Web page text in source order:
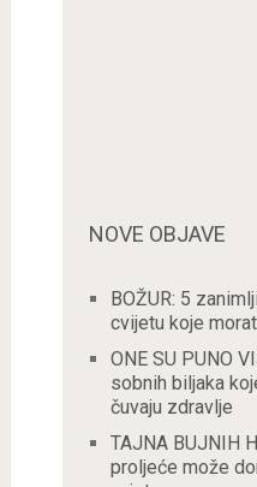
NOVE OBJAVE
BOŽUR: 5
cvijetu koje
ONE SU PUNO
sobnih biljaka
čuvaju zdravlje
TAJNA BUJNIH
proljeće može